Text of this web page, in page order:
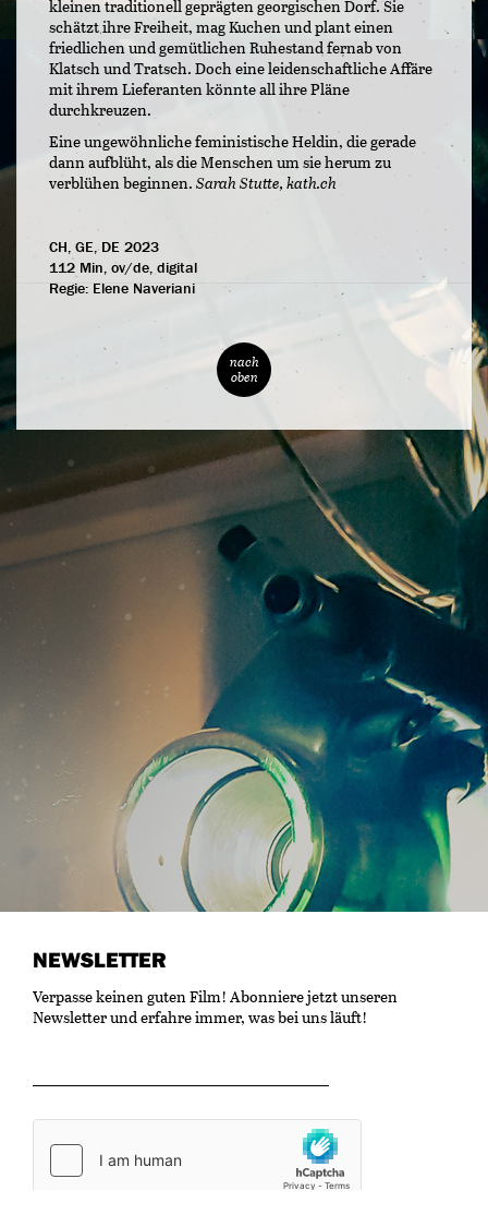
kleinen traditionell geprägten georgischen Dorf. Sie
schätzt ihre Freiheit, mag Kuchen und plant einen
friedlichen und gemütlichen Ruhestand fernab von
Klatsch und Tratsch. Doch eine leidenschaftliche Affäre
mit ihrem Lieferanten könnte all ihre Pläne
durchkreuzen.
Eine ungewöhnliche feministische Heldin, die gerade
dann aufblüht, als die Menschen um sie herum zu
verblühen beginnen.Sarah Stutte, kath.ch
CH, GE, DE 2023
112 Min, ov/de, digital
Regie: Elene Naveriani
nach
oben
NEWSLETTER
Verpasse keinen guten Film! Abonniere jetzt unseren
Newsletter und erfahre immer, was bei uns läuft!